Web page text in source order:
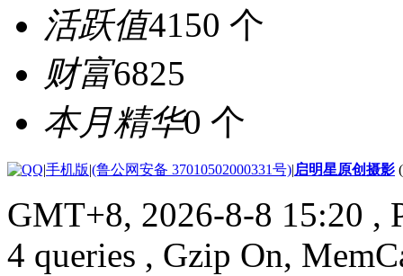
活跃值4150 个
财富6825
本月精华0 个
|手机版|(鲁公网安备 37010502000331号)|启明星原创摄影
GMT+8, 2026-8-8 15:20 ,
4 queries , Gzip On,